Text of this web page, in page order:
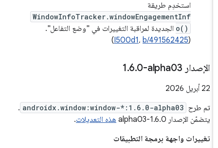
استخدِم طريقة
WindowInfoTracker.windowEngagementInf
o()الجديدة لمراقبة التغييرات في "وضع التفاعل".
I500d1،b/491562425
)
الإصدار ‎1 .6.0-alpha03
‫22 أبريل 2026
تم طرح androidx.window:window-*:1.6.0-alpha03
.
يتضمّن الإصدار 1.6.0-alpha03
هذه التعديلات.
تغييرات واجهة برمجة التطبيقات